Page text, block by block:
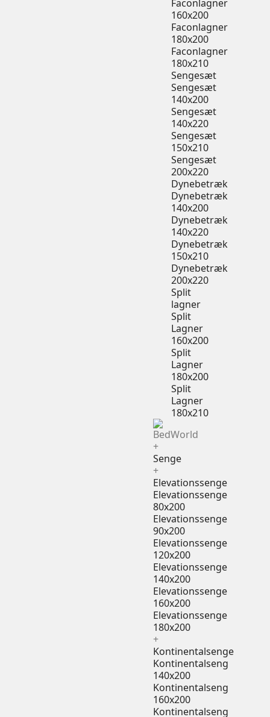
Faconlagner
160x200
Faconlagner
180x200
Faconlagner
180x210
Sengesæt
Sengesæt
140x200
Sengesæt
140x220
Sengesæt
150x210
Sengesæt
200x220
Dynebetræk
Dynebetræk
140x200
Dynebetræk
140x220
Dynebetræk
150x210
Dynebetræk
200x220
Split
lagner
Split
Lagner
160x200
Split
Lagner
180x200
Split
Lagner
180x210
+
Senge
+
Elevationssenge
Elevationssenge
80x200
Elevationssenge
90x200
Elevationssenge
120x200
Elevationssenge
140x200
Elevationssenge
160x200
Elevationssenge
180x200
+
Kontinentalsenge
Kontinentalseng
140x200
Kontinentalseng
160x200
Kontinentalseng